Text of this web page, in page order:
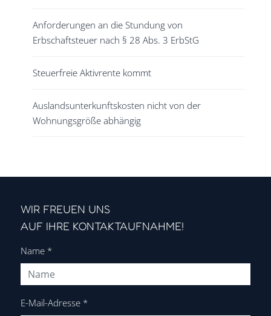
Anforderungen an die Stundung von
Erbschaftsteuer nach § 28 Abs. 3 ErbStG
Steuerfreie Aktivrente kommt
Auslandsunterkunftskosten nicht von der
Wohnungsgröße abhängig
WIR FREUEN UNS
AUF IHRE KONTAKTAUFNAHME!
Name *
E-Mail-Adresse *